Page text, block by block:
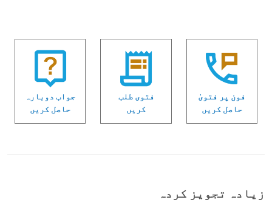
فون پر فتویٰ
حاصل کریں
فتوی طلب
کریں
جواب دوبارہ
حاصل کریں
زیادہ تجویز کردہ